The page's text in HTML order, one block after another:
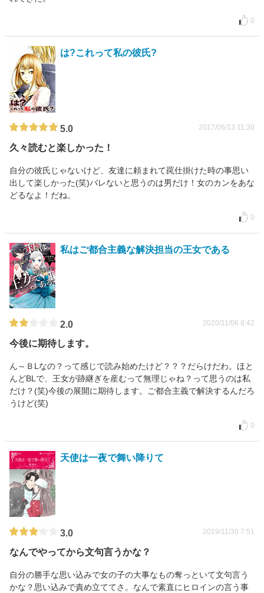
0
は?これって私の彼氏?
5.0 2017/06/13 11:30
久々読むと楽しかった！
自分の彼氏じゃないけど、友達に頼まれて罠仕掛けた時の事思い
出して楽しかった(笑)バレないと思うのは男だけ！女のカンをあな
どるなよ！だね。
0
私はご都合主義な解決担当の王女である
2.0 2020/11/06 8:42
今後に期待します。
ん～ＢLなの？って感じで読み始めたけど？？？だらけだわ。ほと
んどBLで、王女が跡継ぎを産むって無理じゃね？って思うのは私
だけ？(笑)今後の展開に期待します。ご都合主義で解決するんだろ
うけど(笑)
0
天使は一夜で舞い降りて
3.0 2019/11/30 7:51
なんでやってから文句言うかな？
自分の勝手な思い込みで女の子の大事なもの奪っといて文句言う
かな？思い込みで責め立ててさ。なんで素直にヒロインの言う事